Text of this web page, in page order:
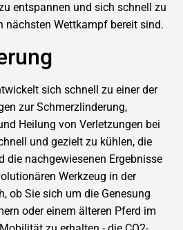
entspannen und sich schnell zu
nächsten Wettkampf bereit sind.
sich schnell zu einer der
zur Schmerzlinderung,
Heilung von Verletzungen bei
und gezielt zu kühlen, die
die nachgewiesenen Ergebnisse
Werkzeug in der
ob Sie sich um die Genesung
oder einem älteren Pferd im